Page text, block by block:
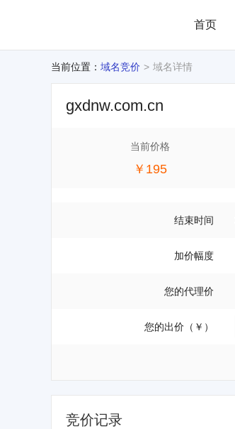
首页
当前位置： 域名竞价 域名详情
gxdnw.com.cn
当前价格
￥195
结束时间
加价幅度
您的代理价
您的出价（￥）
竞价记录